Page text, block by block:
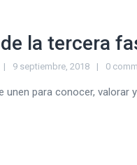
la tercera
9 septiembre, 2018 0
para conocer, valorar